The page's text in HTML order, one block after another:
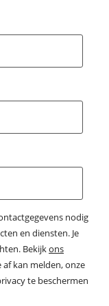
nodig
en diensten. Je
Bekijkons
kan melden, onze
te beschermen